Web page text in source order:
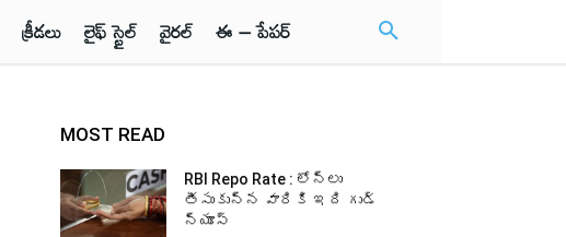
క్రీడలు లైఫ్ స్టైల్ వైరల్ ఈ – పేపర్
MOST READ
RBI Repo Rate : లోన్లు
తీసుకున్న వారికి ఇది గుడ్
న్యూస్